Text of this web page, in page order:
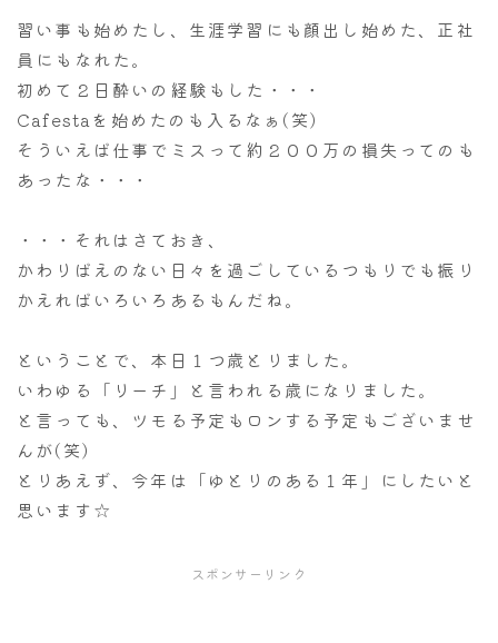
習い事も始めたし、生涯学習にも顔出し始めた、正社
員にもなれた。
初めて２日酔いの経験もした・・・
Cafestaを始めたのも入るなぁ(笑)
そういえば仕事でミスって約２００万の損失ってのも
あったな・・・
・・・それはさておき、
かわりばえのない日々を過ごしているつもりでも振り
かえればいろいろあるもんだね。
ということで、本日１つ歳とりました。
いわゆる「リーチ」と言われる歳になりました。
と言っても、ツモる予定もロンする予定もございませ
んが(笑)
とりあえず、今年は「ゆとりのある１年」にしたいと
思います☆
スポンサーリンク